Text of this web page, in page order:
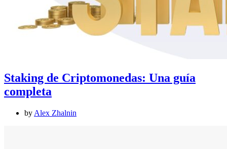
Staking de Criptomonedas: Una guía
completa
by Alex Zhalnin